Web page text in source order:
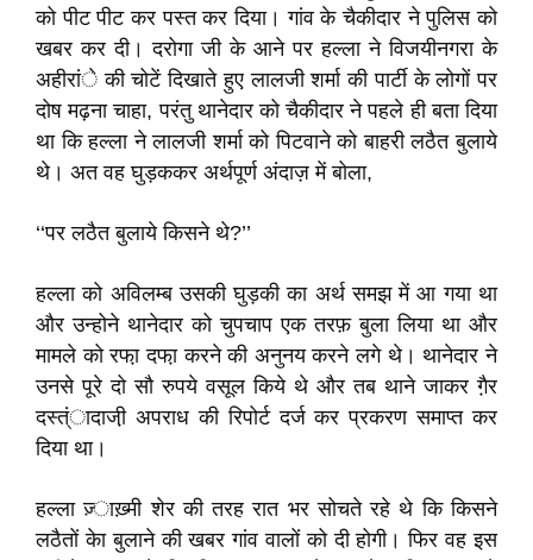
को पीट पीट कर पस्त कर दिया। गांव के चैकीदार ने पुलिस को
खबर कर दी। दरोगा जी के आने पर हल्ला ने विजयीनगरा के
अहीरांे की चोटें दिखाते हुए लालजी शर्मा की पार्टी के लोगों पर
दोष मढ़ना चाहा, परंतु थानेदार को चैकीदार ने पहले ही बता दिया
था कि हल्ला ने लालजी शर्मा को पिटवाने को बाहरी लठैत बुलाये
थे। अत वह घुड़ककर अर्थपूर्ण अंदाज़ में बोला,
‘‘पर लठैत बुलाये किसने थे?’’
हल्ला को अविलम्ब उसकी घुड़की का अर्थ समझ में आ गया था
और उन्होने थानेदार को चुपचाप एक तरफ़ बुला लिया था और
मामले को रफा़ दफा़ करने की अनुनय करने लगे थे। थानेदार ने
उनसे पूरे दो सौ रुपये वसूल किये थे और तब थाने जाकर गै़र
दस्त्ंादाजी़ अपराध की रिपोर्ट दर्ज कर प्रकरण समाप्त कर
दिया था।
हल्ला ज़्ाख़्मी शेर की तरह रात भर सोचते रहे थे कि किसने
लठैतों केा बुलाने की खबर गांव वालों को दी होगी। फिर वह इस